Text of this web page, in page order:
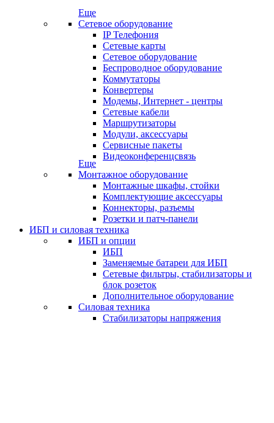
Еще
Сетевое оборудование
IP Телефония
Сетевые карты
Сетевое оборудование
Беспроводное оборудование
Коммутаторы
Конвертеры
Модемы, Интернет - центры
Сетевые кабели
Маршрутизаторы
Модули, аксессуары
Сервисные пакеты
Видеоконференцсвязь
Еще
Монтажное оборудование
Монтажные шкафы, стойки
Комплектующие аксессуары
Коннекторы, разъемы
Розетки и патч-панели
ИБП и силовая техника
ИБП и опции
ИБП
Заменяемые батареи для ИБП
Сетевые фильтры, стабилизаторы и
блок розеток
Дополнительное оборудование
Силовая техника
Стабилизаторы напряжения